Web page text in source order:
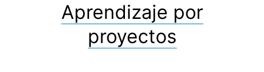
Aprendizaje por
proyectos